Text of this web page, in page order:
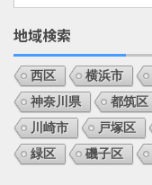
地域検索
西区 横浜市
神奈川県
都筑区
川崎市
戸塚区
緑区
磯子区